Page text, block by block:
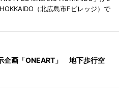
（北広島市Fビレッジ）で
企画「ONEART」 地下歩行空